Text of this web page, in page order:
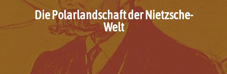
Die Polarlandschaft der Nietzsche-
Welt